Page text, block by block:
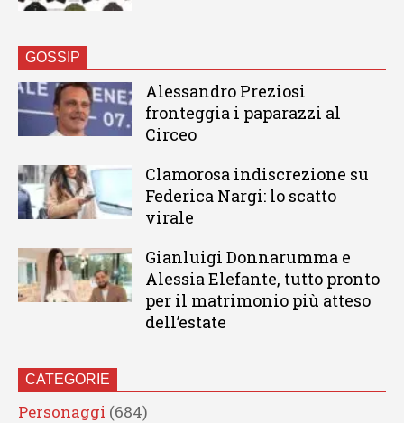
GOSSIP
Alessandro Preziosi
fronteggia i paparazzi al
Circeo
Clamorosa indiscrezione su
Federica Nargi: lo scatto
virale
Gianluigi Donnarumma e
Alessia Elefante, tutto pronto
per il matrimonio più atteso
dell’estate
CATEGORIE
Personaggi (684)